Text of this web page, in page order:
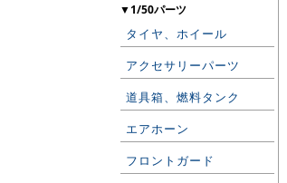
▼1/50パーツ
タイヤ、ホイール
アクセサリーパーツ
道具箱、燃料タンク
エアホーン
フロントガード